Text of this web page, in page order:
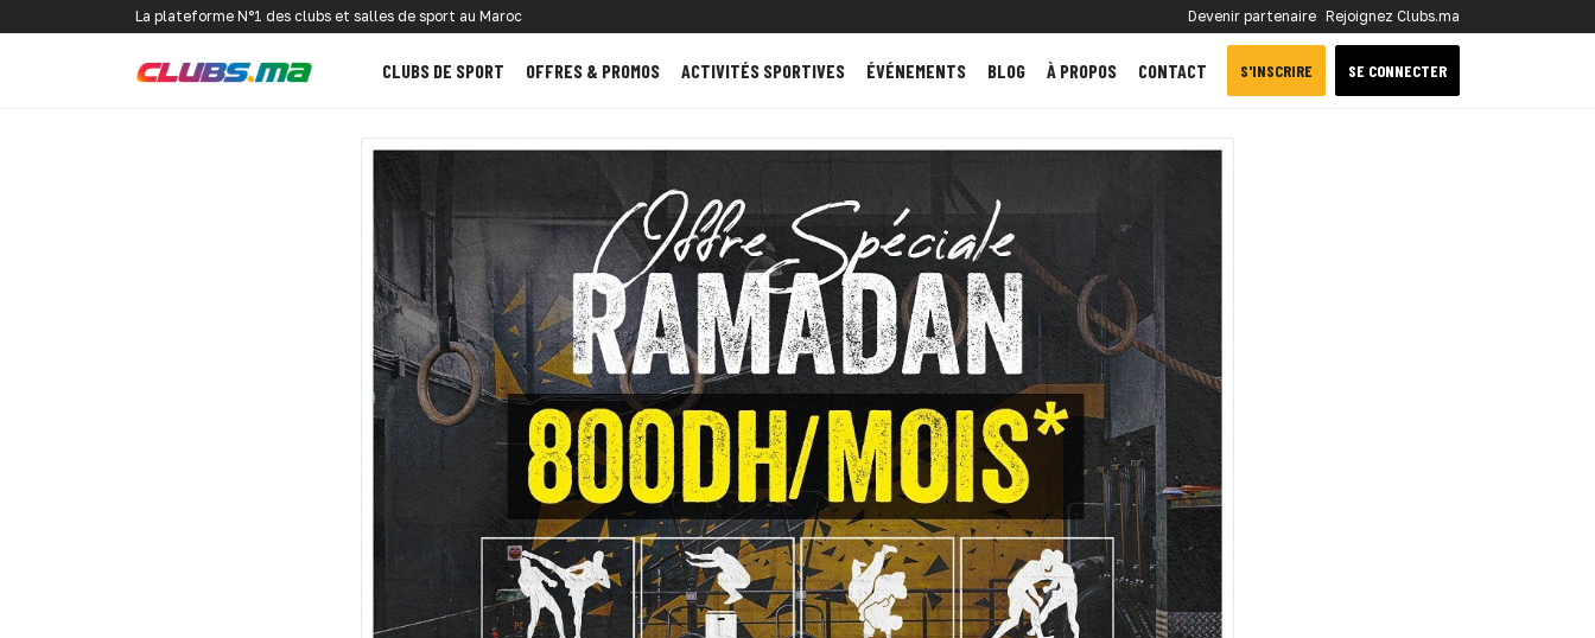
La plateforme N°1 des clubs et salles de sport au Maroc Devenir partenaire Rejoignez Clubs.ma
CLUBS DE SPORT OFFRES & PROMOS ACTIVITÉS SPORTIVES ÉVÉNEMENTS BLOG À PROPOS CONTACT S'INSCRIRE SE CONNECTER